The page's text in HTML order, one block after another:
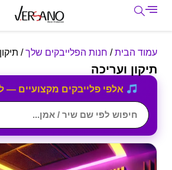
עמוד הבית/ חנות הפלייבקים שלך/
תיקון ועריכה
אלפי פלייבקים מקצועיים —